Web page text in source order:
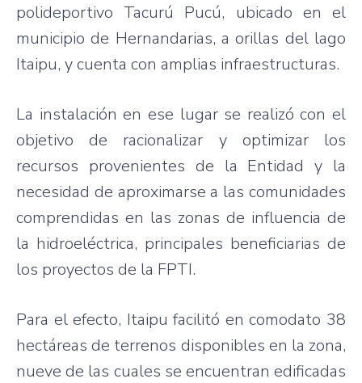
polideportivo Tacurú Pucú, ubicado en el
municipio de Hernandarias, a orillas del lago
Itaipu, y cuenta con amplias infraestructuras.
La instalación en ese lugar se realizó con el
objetivo de racionalizar y optimizar los
recursos provenientes de la Entidad y la
necesidad de aproximarse a las comunidades
comprendidas en las zonas de influencia de
la hidroeléctrica, principales beneficiarias de
los proyectos de la FPTI.
Para el efecto, Itaipu facilitó en comodato 38
hectáreas de terrenos disponibles en la zona,
nueve de las cuales se encuentran edificadas